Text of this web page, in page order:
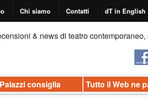
Chi siamo Contatti dT in English
& news di teatro
Palazzi consiglia Tutto il Web ne